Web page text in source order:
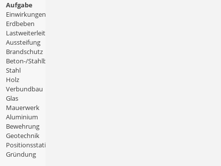
Aufgabe
Einwirkungen
Erdbeben
Lastweiterleitung
Aussteifung
Brandschutz
Beton-/Stahlbeton
Stahl
Holz
Verbundbau
Glas
Mauerwerk
Aluminium
Bewehrung
Geotechnik
Positionsstatik
Gründung